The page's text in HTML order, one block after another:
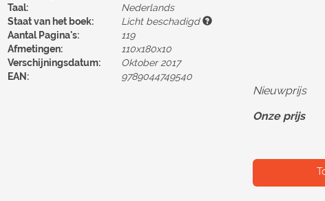
Taal:
Nederlands
Staat van het boek:
Licht beschadigd
Aantal Pagina's:
119
Afmetingen:
110x180x10
Verschijningsdatum:
Oktober 2017
EAN:
9789044749540
Nieuwprijs
Onze prijs